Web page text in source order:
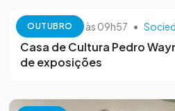
OUTUBRO
13 de outubro às 09h57 •
Casa de Cultura Pedro
de exposições